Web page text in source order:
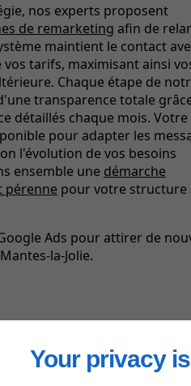
Your privacy
nos experts proposent
de remarketing afin de
maintient le contact
tarifs, maximisant ainsi
Chaque étape de
transparence totale
détaillés chaque mois. Votre
pour adapter les
l'évolution de vos besoins
ensemble une démarche
pérenne pour votre structure
Ads pour attirer de
la-Jolie.